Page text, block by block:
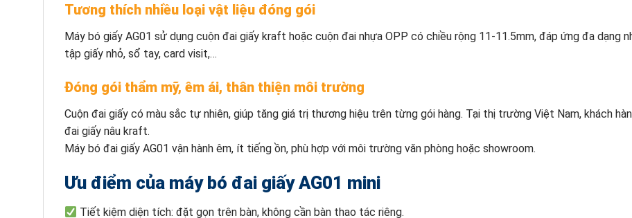
Tương thích nhiều loại vật liệu đóng gói
Máy bó giấy AG01 sử dụng cuộn đai giấy kraft hoặc cuộn đai nhựa OPP có chiều rộng 11-11.5mm, đáp ứng đa dạng
tập giấy nhỏ, sổ tay, card visit,…
Đóng gói thẩm mỹ, êm ái, thân thiện môi trường
Cuộn đai giấy có màu sắc tự nhiên, giúp tăng giá trị thương hiệu trên từng gói hàng. Tại thị trường Việt Nam, khách
đai giấy nâu kraft.
Máy bó đai giấy AG01 vận hành êm, ít tiếng ồn, phù hợp với môi trường văn phòng hoặc showroom.
Ưu điểm của máy bó đai giấy AG01 mini
Tiết kiệm diện tích: đặt gọn trên bàn, không cần bàn thao tác riêng.